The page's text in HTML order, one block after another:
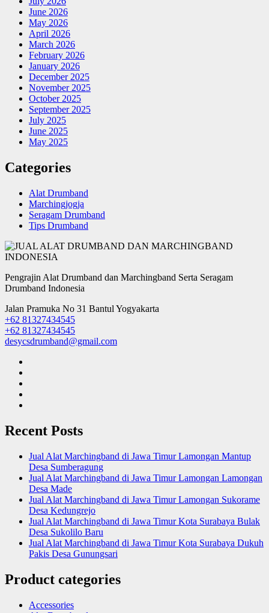
June 2026
May 2026
April 2026
March 2026
February 2026
January 2026
December 2025
November 2025
October 2025
September 2025
July 2025
June 2025
May 2025
Categories
Alat Drumband
Marchingjogja
Seragam Drumband
Tips Drumband
Pengrajin Alat Drumband dan Marchingband Serta Seragam
Drumband Indonesia
Jalan Pramuka No 31 Bantul Yogyakarta
+62 81327434545
+62 81327434545
desycsdrumband@gmail.com
Recent Posts
Jual Alat Marchingband di Jawa Timur Lamongan Mantup
Desa Sumberagung
Jual Alat Marchingband di Jawa Timur Lamongan Lamongan
Desa Made
Jual Alat Marchingband di Jawa Timur Lamongan Sukorame
Desa Kedungrejo
Jual Alat Marchingband di Jawa Timur Kota Surabaya Bulak
Desa Sukolilo Baru
Jual Alat Marchingband di Jawa Timur Kota Surabaya Dukuh
Pakis Desa Gunungsari
Product categories
Accessories